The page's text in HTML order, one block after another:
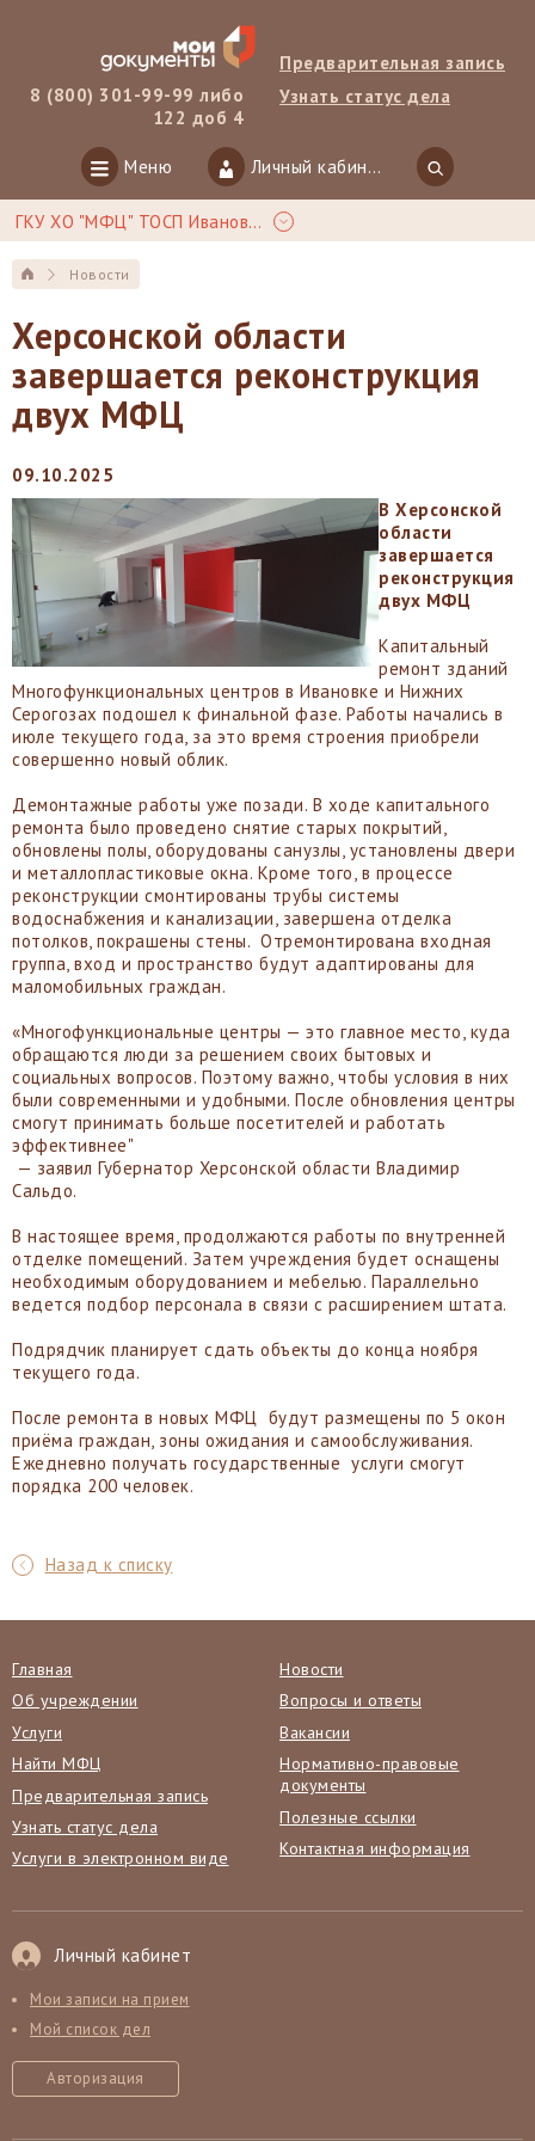
8 (800) 301-99-99 либо
122 доб 4
Предварительная запись
Узнать статус дела
Меню Личный кабинет
ГКУ ХО "МФЦ" ТОСП Ивановка
Новости
Херсонской области
завершается реконструкция
двух МФЦ
09.10.2025
В Херсонской
области
завершается
реконструкция
двух МФЦ
Капитальный
ремонт зданий
Многофункциональных центров в Ивановке и Нижних
Серогозах подошел к финальной фазе. Работы начались в
июле текущего года, за это время строения приобрели
совершенно новый облик.
Демонтажные работы уже позади. В ходе капитального
ремонта было проведено снятие старых покрытий,
обновлены полы, оборудованы санузлы, установлены двери
и металлопластиковые окна. Кроме того, в процессе
реконструкции смонтированы трубы системы
водоснабжения и канализации, завершена отделка
потолков, покрашены стены. Отремонтирована входная
группа, вход и пространство будут адаптированы для
маломобильных граждан.
«Многофункциональные центры — это главное место, куда
обращаются люди за решением своих бытовых и
социальных вопросов. Поэтому важно, чтобы условия в них
были современными и удобными. После обновления центры
смогут принимать больше посетителей и работать
эффективнее"
— заявил Губернатор Херсонской области Владимир
Сальдо.
В настоящее время, продолжаются работы по внутренней
отделке помещений. Затем учреждения будет оснащены
необходимым оборудованием и мебелью. Параллельно
ведется подбор персонала в связи с расширением штата.
Подрядчик планирует сдать объекты до конца ноября
текущего года.
После ремонта в новых МФЦ будут размещены по 5 окон
приёма граждан, зоны ожидания и самообслуживания.
Ежедневно получать государственные услуги смогут
порядка 200 человек.
Назад к списку
Главная
Об учреждении
Услуги
Найти МФЦ
Предварительная запись
Узнать статус дела
Услуги в электронном виде
Новости
Вопросы и ответы
Вакансии
Нормативно-правовые
документы
Полезные ссылки
Контактная информация
Личный кабинет
Мои записи на прием
Мой список дел
Авторизация